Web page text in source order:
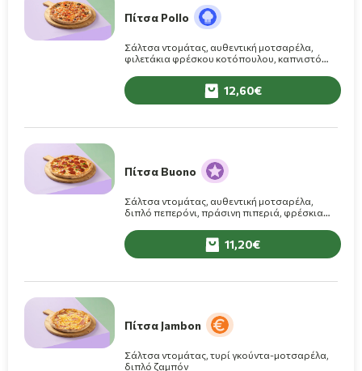
Πίτσα Pollo
Σάλτσα ντομάτας, αυθεντική μοτσαρέλα,
φιλετάκια φρέσκου κοτόπουλου, καπνιστό
12,60
Πίτσα Buono
Σάλτσα ντομάτας, αυθεντική μοτσαρέλα,
διπλό πεπερόνι, πράσινη πιπεριά, φρέσκια
11,20
Πίτσα Jambon
Σάλτσα ντομάτας, τυρί γκούντα-μοτσαρέλα,
διπλό ζαμπόν